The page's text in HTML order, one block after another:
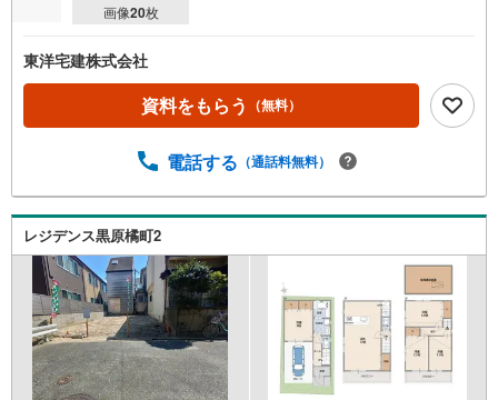
画像20枚
東洋宅建株式会社
資料をもらう （無料）
電話する （通話料無料）
レジデンス黒原橘町2